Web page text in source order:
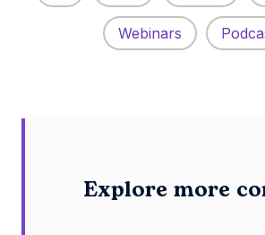
Webinars
Explore more